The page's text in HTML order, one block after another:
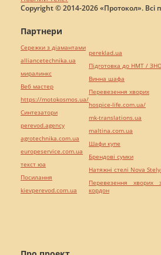
Copyright © 2014-2026 «Протокол». Всі
Партнери
Сережки з діамантами
alliancetechnika.ua
миралинкс
Веб мастер
https://motokosmos.ua/
Синтезатори
perevod.agency
agrotechnika.com.ua
europeservice.com.ua
текст юа
Посилання
kievperevod.com.ua
pereklad.ua
Підготовка до НМТ / ЗНО
Винна шафа
Перевезення хворих
hospice-life.com.ua/
mk-translations.ua
maltina.com.ua
Шафи купе
Брендові сумки
Натяжні стелі Nova
Перевезення хворих
кордон